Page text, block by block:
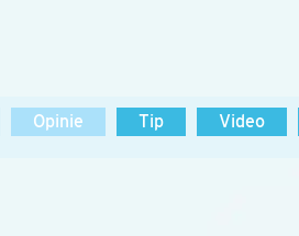
Opinie Tip Video